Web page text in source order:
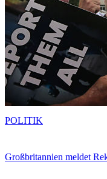
Großbritannien meldet
POLITIK